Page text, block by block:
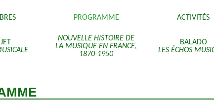
PROGRAMME ACTIVITÉS
NOUVELLE HISTOIRE DE
LA MUSIQUE EN FRANCE,
1870-1950
BALADO
LES ÉCHOS